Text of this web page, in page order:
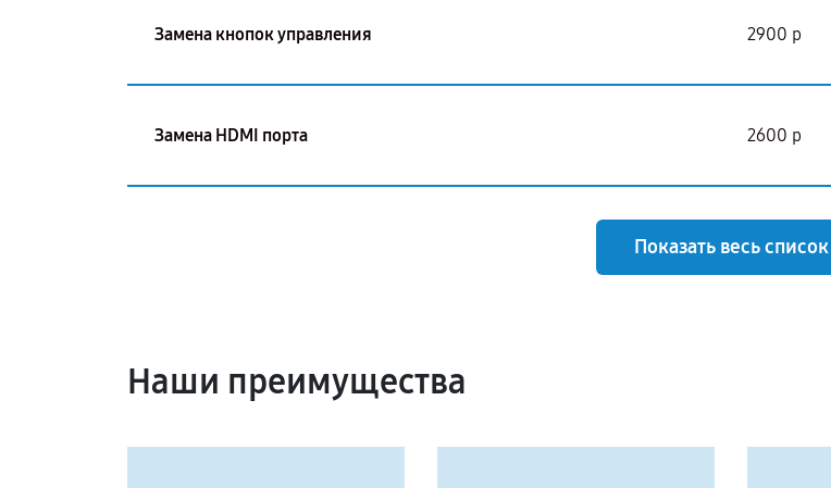
Замена кнопок управления 2900 р
Замена HDMI порта 2600 р
Показать весь список
Наши преимущества